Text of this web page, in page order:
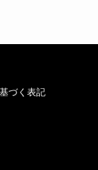
づく表記